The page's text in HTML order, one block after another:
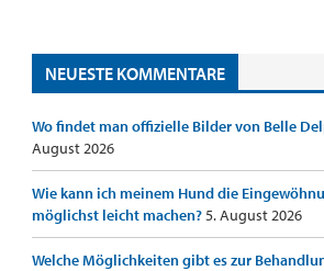
NEUESTE KOMMENTARE
Wo findet man offizielle Bilder von Belle
August 2026
Wie kann ich meinem Hund die
möglichst leicht machen?5. August 2026
Welche Möglichkeiten gibt es zur